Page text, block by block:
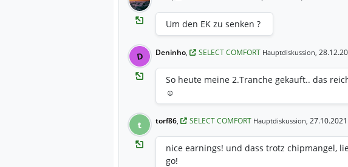
Um den EK zu senken ?
D Deninho, SELECT COMFORT Hauptdiskussion,
So heute meine 2.Tranche gekauft.. das
☺️
t torf86, SELECT COMFORT Hauptdiskussion,
nice earnings! und dass trotz chipmangel,
go!